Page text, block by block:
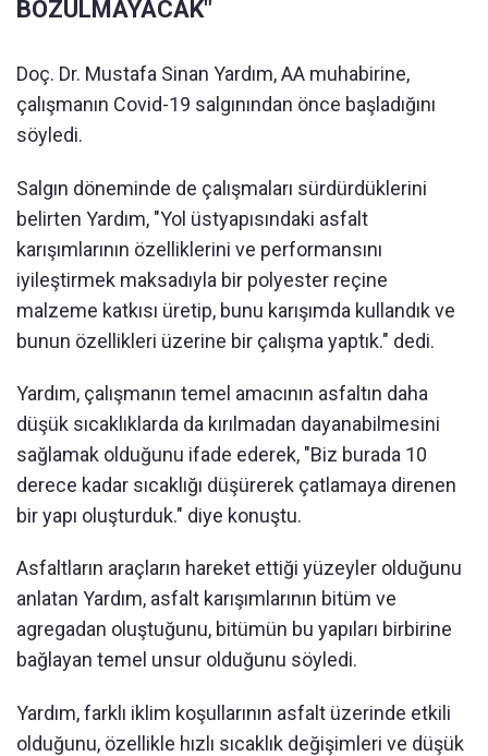
BOZULMAYACAK"
Doç. Dr. Mustafa Sinan Yardım, AA muhabirine,
çalışmanın Covid-19 salgınından önce başladığını
söyledi.
Salgın döneminde de çalışmaları sürdürdüklerini
belirten Yardım, "Yol üstyapısındaki asfalt
karışımlarının özelliklerini ve performansını
iyileştirmek maksadıyla bir polyester reçine
malzeme katkısı üretip, bunu karışımda kullandık ve
bunun özellikleri üzerine bir çalışma yaptık." dedi.
Yardım, çalışmanın temel amacının asfaltın daha
düşük sıcaklıklarda da kırılmadan dayanabilmesini
sağlamak olduğunu ifade ederek, "Biz burada 10
derece kadar sıcaklığı düşürerek çatlamaya direnen
bir yapı oluşturduk." diye konuştu.
Asfaltların araçların hareket ettiği yüzeyler olduğunu
anlatan Yardım, asfalt karışımlarının bitüm ve
agregadan oluştuğunu, bitümün bu yapıları birbirine
bağlayan temel unsur olduğunu söyledi.
Yardım, farklı iklim koşullarının asfalt üzerinde etkili
olduğunu, özellikle hızlı sıcaklık değişimleri ve düşük